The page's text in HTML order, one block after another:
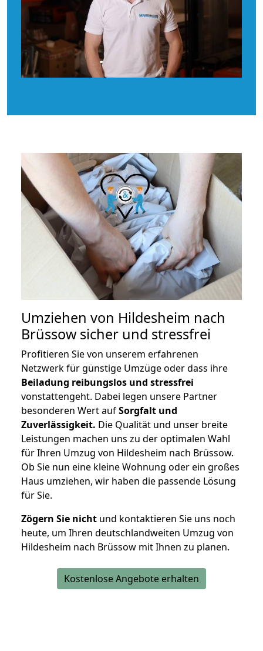
Umziehen von Hildesheim nach
Brüssow sicher und stressfrei
Profitieren Sie von unserem erfahrenen
Netzwerk für günstige Umzüge oder dass ihre
Beiladung reibungslos und stressfrei
vonstattengeht. Dabei legen unsere Partner
besonderen Wert aufSorgfalt und
Zuverlässigkeit. Die Qualität und unser breite
Leistungen machen uns zu der optimalen Wahl
für Ihren Umzug von Hildesheim nach Brüssow.
Ob Sie nun eine kleine Wohnung oder ein großes
Haus umziehen, wir haben die passende Lösung
für Sie.
Zögern Sie nicht und kontaktieren Sie uns noch
heute, um Ihren deutschlandweiten Umzug von
Hildesheim nach Brüssow mit Ihnen zu planen.
Kostenlose Angebote erhalten